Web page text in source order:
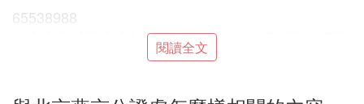
65538988
北京市東城區東水井胡同5號北京inn大廈1層、3/5層
（東二環朝陽門立交橋西南角）
C. 北京市有幾個公證處
閱讀全文